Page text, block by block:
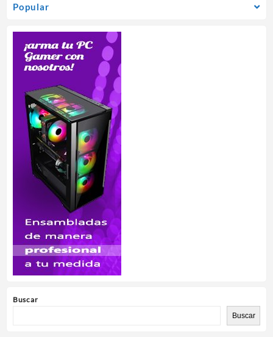
Popular
Buscar
Buscar